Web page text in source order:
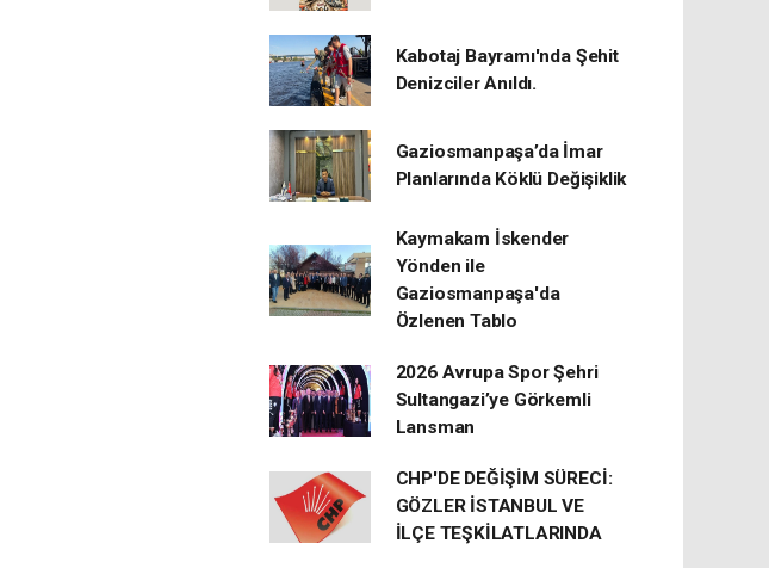
Kabotaj Bayramı'nda Şehit
Denizciler Anıldı.
Gaziosmanpaşa’da İmar
Planlarında Köklü Değişiklik
Kaymakam İskender
Yönden ile
Gaziosmanpaşa'da
Özlenen Tablo
2026 Avrupa Spor Şehri
Sultangazi’ye Görkemli
Lansman
CHP'DE DEĞİŞİM SÜRECİ:
GÖZLER İSTANBUL VE
İLÇE TEŞKİLATLARINDA